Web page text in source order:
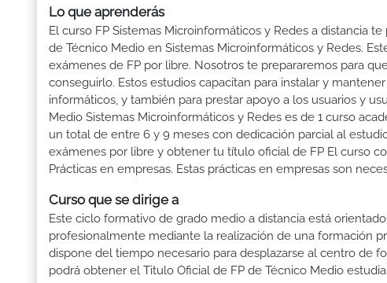
Lo que aprenderás
El curso FP Sistemas Microinformáticos y Redes a distancia
de Técnico Medio en Sistemas Microinformáticos y Redes.
exámenes de FP por libre. Nosotros te prepararemos para
conseguirlo. Estos estudios capacitan para instalar y
informáticos, y también para prestar apoyo a los usuarios y
Medio Sistemas Microinformáticos y Redes es de 1 curso
un total de entre 6 y 9 meses con dedicación parcial al
exámenes por libre y obtener tu título oficial de FP El curso
Prácticas en empresas. Estas prácticas en empresas son
Curso que se dirige a
Este ciclo formativo de grado medio a distancia está
profesionalmente mediante la realización de una formación
dispone del tiempo necesario para desplazarse al centro de
podrá obtener el Titulo Oficial de FP de Técnico Medio